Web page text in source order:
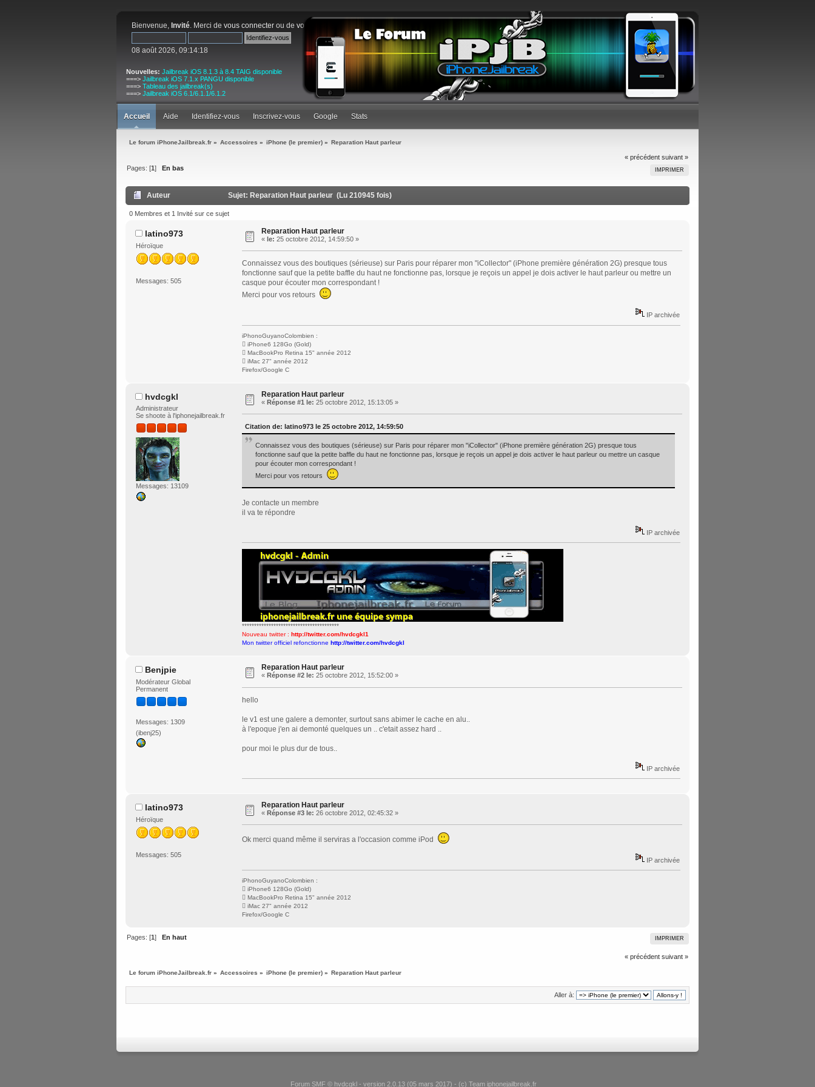
Bienvenue, Invité. Merci de vous connecter ou de vous inscrire
08 août 2026, 09:14:18
Nouvelles: Jailbreak iOS 8.1.3 à 8.4 TAIG disponible
===> Jailbreak iOS 7.1.x PANGU disponible
===> Tableau des jailbreak(s)
===> Jailbreak iOS 6.1/6.1.1/6.1.2
Accueil Aide Identifiez-vous Inscrivez-vous Google Stats
Le forum iPhoneJailbreak.fr » Accessoires » iPhone (le premier) » Reparation Haut parleur
« précédent suivant »
IMPRIMER
Pages: [1] En bas
Auteur Sujet: Reparation Haut parleur (Lu 210945 fois)
0 Membres et 1 Invité sur ce sujet
latino973
Héroïque
Messages: 505
Reparation Haut parleur
« le: 25 octobre 2012, 14:59:50 »
Connaissez vous des boutiques (sérieuse) sur Paris pour réparer mon "iCollector" (iPhone première génération 2G) presque tous
fonctionne sauf que la petite baffle du haut ne fonctionne pas, lorsque je reçois un appel je dois activer le haut parleur ou mettre un
casque pour écouter mon correspondant !
Merci pour vos retours
IP archivée
iPhonoGuyanoColombien :
 iPhone6 128Go (Gold)
 MacBookPro Retina 15" année 2012
 iMac 27" année 2012
Firefox/Google C
hvdcgkl
Administrateur
Se shoote à l'iphonejailbreak.fr
Messages: 13109
Reparation Haut parleur
« Réponse #1 le: 25 octobre 2012, 15:13:05 »
Citation de: latino973 le 25 octobre 2012, 14:59:50
Connaissez vous des boutiques (sérieuse) sur Paris pour réparer mon "iCollector" (iPhone première génération 2G) presque tous
fonctionne sauf que la petite baffle du haut ne fonctionne pas, lorsque je reçois un appel je dois activer le haut parleur ou mettre un casque
pour écouter mon correspondant !
Merci pour vos retours
Je contacte un membre
il va te répondre
IP archivée
****************************************
Nouveau twitter : http://twitter.com/hvdcgkl1
Mon twitter officiel refonctionne http://twitter.com/hvdcgkl
Benjpie
Modérateur Global
Permanent
Messages: 1309
(ibenj25)
Reparation Haut parleur
« Réponse #2 le: 25 octobre 2012, 15:52:00 »
hello
le v1 est une galere a demonter, surtout sans abimer le cache en alu..
à l'epoque j'en ai demonté quelques un .. c'etait assez hard ..
pour moi le plus dur de tous..
IP archivée
latino973
Héroïque
Messages: 505
Reparation Haut parleur
« Réponse #3 le: 26 octobre 2012, 02:45:32 »
Ok merci quand même il serviras a l'occasion comme iPod
IP archivée
iPhonoGuyanoColombien :
 iPhone6 128Go (Gold)
 MacBookPro Retina 15" année 2012
 iMac 27" année 2012
Firefox/Google C
IMPRIMER
Pages: [1]En haut
« précédent suivant »
Le forum iPhoneJailbreak.fr » Accessoires » iPhone (le premier) » Reparation Haut parleur
Aller à:
Forum SMF © hvdcgkl - version 2.0.13 (05 mars 2017) - (c) Team iphonejailbreak.fr